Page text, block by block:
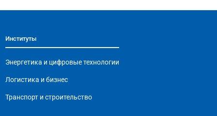
e
o
o
k
s gr l
y
Институты
Энергетика и цифровые технологии
Логистика и бизнес
Транспорт и строительство